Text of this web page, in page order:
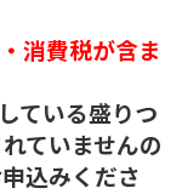
消費税が含ま
ている盛りつ
ていませんの
込みくださ